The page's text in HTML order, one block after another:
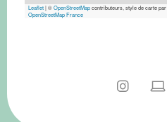
Leaflet|©OpenStreetMapcontributeurs, style de carte par
OpenStreetMap France